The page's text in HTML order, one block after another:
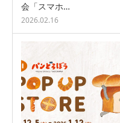
会「スマホ…
2026.02.16